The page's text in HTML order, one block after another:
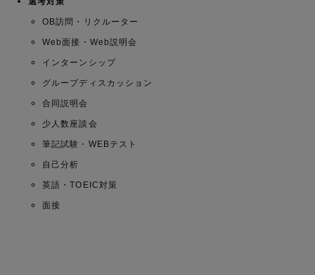
OB訪問・リクルーター
Web面接・Web説明会
インターンシップ
グループディスカッション
合同説明会
少人数座談会
筆記試験・WEBテスト
自己分析
英語・TOEIC対策
面接